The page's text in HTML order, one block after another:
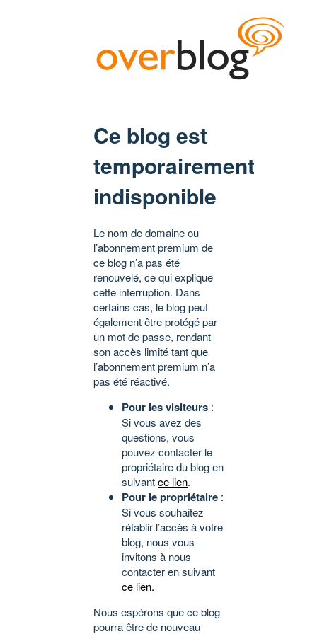
Ce blog est
temporairement
indisponible
Le nom de domaine ou
l’abonnement premium de
ce blog n’a pas été
renouvelé, ce qui explique
cette interruption. Dans
certains cas, le blog peut
également être protégé par
un mot de passe, rendant
son accès limité tant que
l’abonnement premium n’a
pas été réactivé.
Pour les visiteurs :
Si vous avez des
questions, vous
pouvez contacter le
propriétaire du blog en
suivantce lien.
Pour le propriétaire :
Si vous souhaitez
rétablir l’accès à votre
blog, nous vous
invitons à nous
contacter en suivant
ce lien.
Nous espérons que ce blog
pourra être de nouveau